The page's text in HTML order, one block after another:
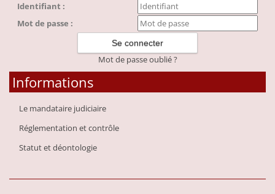
Identifiant :
Mot de passe :
Mot de passe oublié ?
Informations
Le mandataire judiciaire
Réglementation et contrôle
Statut et déontologie